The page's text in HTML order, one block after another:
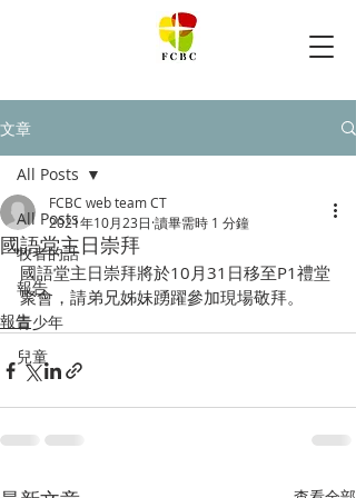
文章
All Posts
牧者的話
報告
青少年
兒童
All Posts
國語堂主日崇拜
FCBC web team CT
2021年10月23日 讀畢需時 1 分鐘
國語堂主日崇拜將於10月31日移至P1禮堂
聚會，請弟兄姊妹踴躍參加現場敬拜。
報告